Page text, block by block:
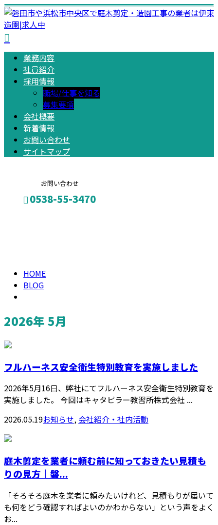
業務内容
社員紹介
採用情報
職場/仕事を知る
募集要項
会社概要
新着情報
お問い合わせ
サイトマップ
お問い合わせ
0538-55-3470
HOME
BLOG
2026年 5月
フルハーネス安全衛生特別教育を実施しました
2026年5月16日、弊社にてフルハーネス安全衛生特別教育を
実施しました。 今回はキャタピラー教習所株式会社 ...
2026.05.19お知らせ, 会社紹介・社内活動
庭木剪定を業者に頼む前に知っておきたい見積も
りの見方｜磐...
「そろそろ庭木を業者に頼みたいけれど、見積もりが届いて
も何をどう確認すればよいのかわからない」という声をよく
お...